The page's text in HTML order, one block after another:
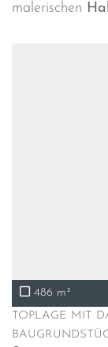
malerischen
486 m²
TOPLAGE MIT